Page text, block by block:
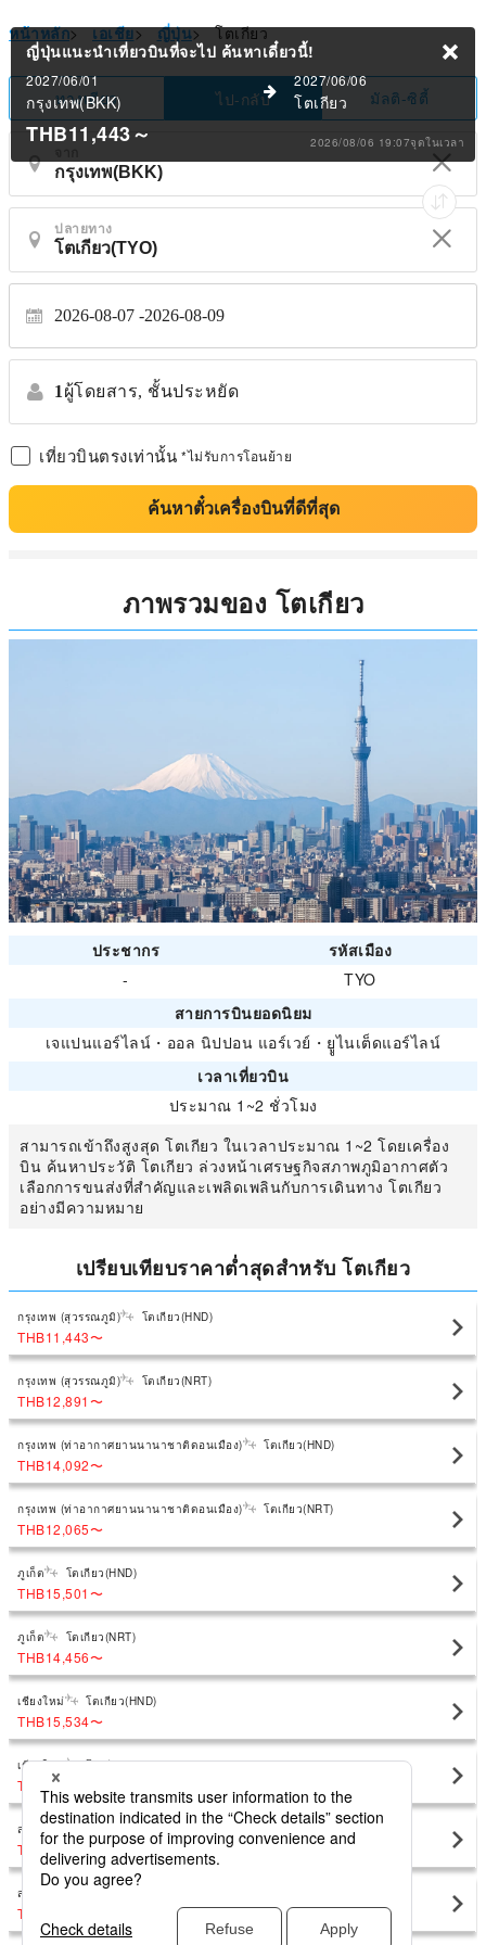
หน้าหลัก> เอเชีย> ญี่ปุ่น> โตเกียว
ทางเดียว ไป-กลับ มัลติ-ซิตี้
ปลายทาง
2026-08-07 2026-08-09
1 ผู้โดยสาร, ชั้นประหยัด
เที่ยวบินตรงเท่านั้น *ไม่รับการโอนย้าย
ค้นหาตั๋วเครื่องบินที่ดีที่สุด
ญี่ปุ่นแนะนำเที่ยวบินที่จะไป ค้นหาเดี๋ยวนี้!
2027/06/01
กรุงเทพ(BKK)
2027/06/06
โตเกียว
THB11,443～ 2026/08/06 19:07จุดในเวลา
ภาพรวมของ โตเกียว
ประชากร
รหัสเมือง
-
TYO
สายการบินยอดนิยม
เจแปนแอร์ไลน์ ・ ออล นิปปอน แอร์เวย์ ・ ยููไนเต็ดแอร์ไลน์
เวลาเที่ยวบิน
ประมาณ 1~2 ชั่วโมง
สามารถเข้าถึงสูงสุด โตเกียว ในเวลาประมาณ 1~2 โดยเครื่อง
บิน ค้นหาประวัติ โตเกียว ล่วงหน้าเศรษฐกิจสภาพภูมิอากาศตัว
เลือกการขนส่งที่สำคัญและเพลิดเพลินกับการเดินทาง โตเกียว
อย่างมีความหมาย
เปรียบเทียบราคาต่ำสุดสำหรับ โตเกียว
กรุงเทพ (สุวรรณภูมิ) โตเกียว(HND)
THB11,443〜
กรุงเทพ (สุวรรณภูมิ) โตเกียว(NRT)
THB12,891〜
กรุงเทพ (ท่าอากาศยานนานาชาติดอนเมือง) โตเกียว(HND)
THB14,092〜
กรุงเทพ (ท่าอากาศยานนานาชาติดอนเมือง) โตเกียว(NRT)
THB12,065〜
ภูเก็ต โตเกียว(HND)
THB15,501〜
ภูเก็ต โตเกียว(NRT)
THB14,456〜
เชียงใหม่ โตเกียว(HND)
THB15,534〜
เชียงใหม่ โตเกียว(NRT)
THB14,424
สมุย (เกาะสมุย) (เกาะสมุย)
THB21,754〜
สมุย (เกาะสมุย) (เกาะสมุย)
THB32,503